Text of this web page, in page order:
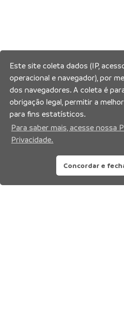
Este site coleta dados (IP,
operacional e navegador), por
dos navegadores. A coleta é
obrigação legal, permitir a
para fins estatísticos.
Para saber mais, acesse nossa
Privacidade.
Concordar e